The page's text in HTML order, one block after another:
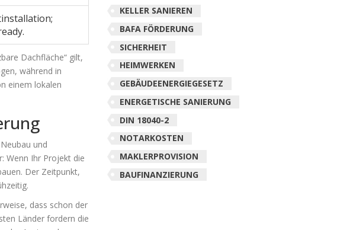
Dachfläche“ gilt,
während in
einem lokalen
Neubau und
Wenn Ihr Projekt die
Der Zeitpunkt,
dass schon der
Länder fordern die
KELLER SANIEREN
BAFA FÖRDERUNG
SICHERHEIT
HEIMWERKEN
GEBÄUDEENERGIEGESETZ
ENERGETISCHE SANIERUNG
DIN 18040-2
NOTARKOSTEN
MAKLERPROVISION
BAUFINANZIERUNG